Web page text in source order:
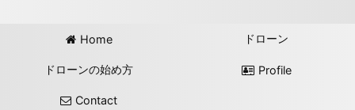
Home ドローン
ドローンの始め方 Profile
Contact